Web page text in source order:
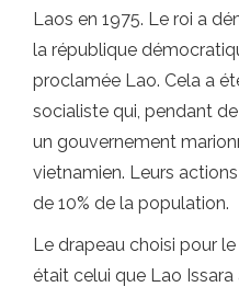
Laos en 1975. Le roi a
la république
proclamée Lao. Cela a
socialiste qui, pendant
un gouvernement
vietnamien. Leurs
de 10% de la population.
Le drapeau choisi pour
était celui que Lao